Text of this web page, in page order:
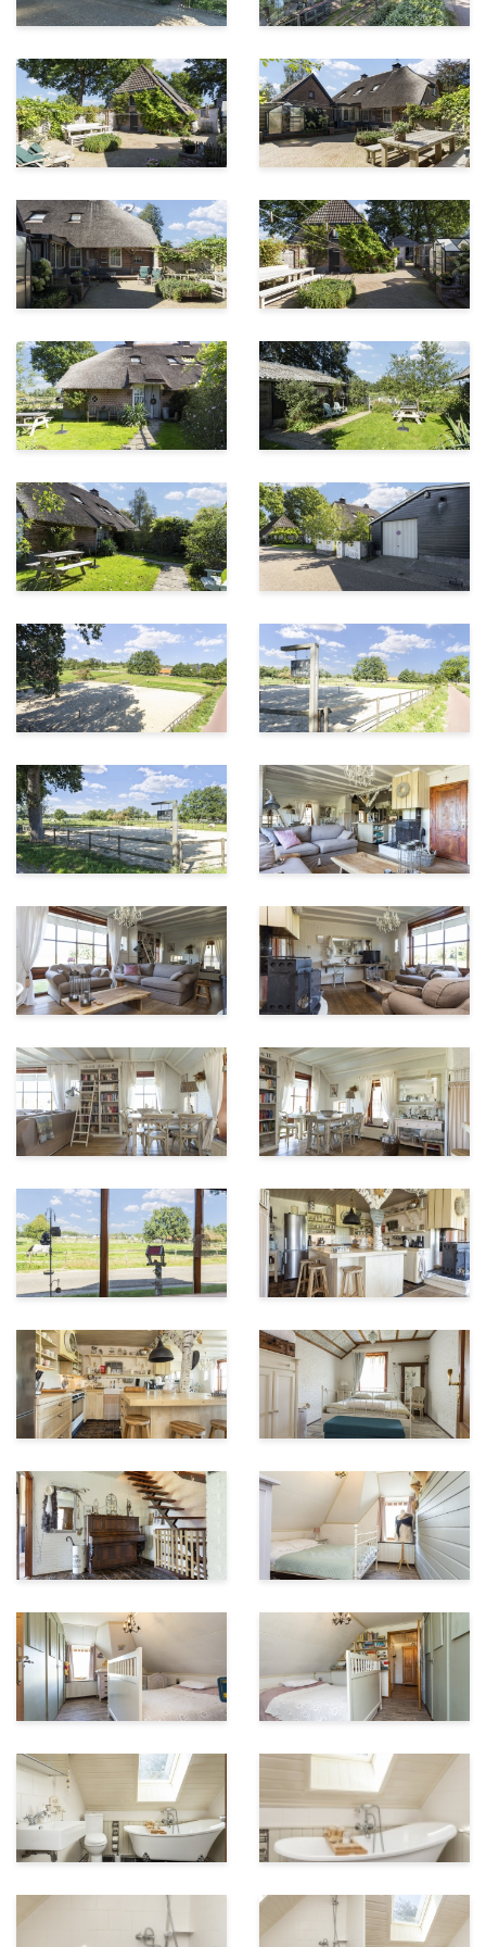
een keuken met diverse apparatuur. Een lekkere open
haard maakt de ruimte compleet. Achter in de tuin
vinden we naast meerdere dierenverblijven voor onder
andere geiten, kippen en ganzen de B&B bungalow.
Ook de bungalow bestaat grotendeels uit Accoya hout
en heeft een pannendak. Je komt binnen in de hal met
toegang naar de badkamer met toilet en wastafel.
Keuken van Accoya hout met diverse apparatuur en
knusse woonkamer met aansluiting tv/internet en leuk
uitzicht op het buitenverblijf van de dieren. Slaapkamer
met inbouwkast.
Aan de andere zijde van de boerderij staat de riante
dubbele garage met twee garagedeuren. Deze ruimte
heeft krachtstroom en is voor vele doeleinden geschikt.
Buiten:
Vanuit de achterdeur komen we op de eerste
binnenplaats met kas en mooie volière. De tuin is
heerlijk privé door de stenen muur met druivenranken.
In de muur bevinden zich meerdere grote luiken die te
openen zijn zodat je uitkijkt over de weilanden. Via een
doorgang bereiken we de tweede binnenplaats. Hier
bevindt zich de buiten-woonkamer. Vervolgens komen
we in de achtertuin met groentetuin, meerdere
fruitbomen en de dierenverblijven. Op het
erf staat een compleet ingerichte Pipowagen met
keuken, badkamer, toilet en bedstee en een heerlijke
hottub, deze zijn ter overname.
Tegenover de woning ligt het bijbehorende weiland
met paddock en verhard gedeelte voor de paarden.
Het beschikt over een vaste waterleiding, een waterput
en elektra.
Door de ruime tuin en variatie aan zitplekken kun je bij
mooi weer altijd wel een plekje in de zon of schaduw
vinden. Zo is het genieten om ’s morgens een kopje
koffie in de eerste binnenplaats te drinken en schijnt
het avondzonnetje heerlijk in de veranda zodat het
daar lekker lang goed toeven is. De tuin beschikt over
een druppelsysteem via een grondwaterput zodat
water geven automatisch gebeurt.
Wenum-Wiesel staat bekend om haar uitstekende
uitrijmogelijkheden voor de paardenliefhebber. De
kroondomeinen liggen in de directe nabijheid.
Bijzonderheden:
• Authentieke half vrijstaande woonboerderij uit 1920
• Mantelzorg mogelijkheden
• Compleet gerenoveerd en gemoderniseerd
• Hoogwaardige afwerking met veel gebruik van
duurzaam Accoya hout
• Landelijk gelegen maar toch op korte afstand van
Apeldoorn en Vaassen
• Mogelijkheid voor B&B
• Mogelijkheid voor dubbele bewoning
• Mogelijkheid voor werken aan huis
• Energielabel B
• Weiland 3617 m2
Vraagprijs €650.000 k.k.
Aanvaarding : In overleg